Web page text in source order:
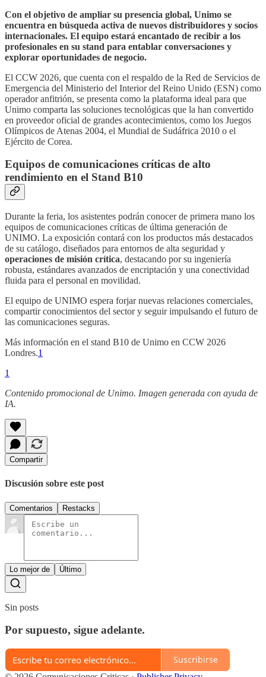
Con el objetivo de ampliar su presencia global, Unimo se
encuentra en búsqueda activa de nuevos distribuidores y socios
internacionales. El equipo estará encantado de recibir a los
profesionales en su stand para entablar conversaciones y
explorar oportunidades de negocio.
El CCW 2026, que cuenta con el respaldo de la Red de Servicios de
Emergencia del Ministerio del Interior del Reino Unido (ESN) como
operador anfitrión, se presenta como la plataforma ideal para que
Unimo comparta las soluciones tecnológicas que la han convertido
en proveedor oficial de grandes acontecimientos, como los Juegos
Olímpicos de Atenas 2004, el Mundial de Sudáfrica 2010 o el
Ejército de Corea.
Equipos de comunicaciones críticas de alto
rendimiento en el Stand B10
Durante la feria, los asistentes podrán conocer de primera mano los
equipos de comunicaciones críticas de última generación de
UNIMO. La exposición contará con los productos más destacados
de su catálogo, diseñados para entornos de alta seguridad y
operaciones de misión crítica, destacando por su ingeniería
robusta, estándares avanzados de encriptación y una conectividad
fluida para el personal en movilidad.
El equipo de UNIMO espera forjar nuevas relaciones comerciales,
compartir conocimientos del sector y seguir impulsando el futuro de
las comunicaciones seguras.
Más información en el stand B10 de Unimo en CCW 2026
Londres.1
1
Contenido promocional de Unimo. Imagen generada con ayuda de
IA.
Compartir
Discusión sobre este post
Comentarios Restacks
Lo mejor de Último
Sin posts
Por supuesto, sigue adelante.
Suscribirse